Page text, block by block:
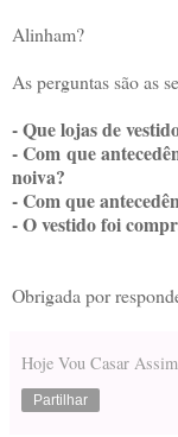
Alinham?
As perguntas são as
- Que lojas de
- Com que
noiva?
- Com que
- O vestido foi
Obrigada por
Hoje Vou Casar Assim
Partilhar